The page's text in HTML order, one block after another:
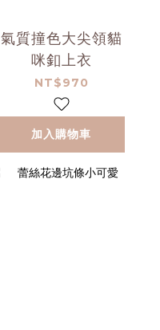
氣質撞色大尖領貓
咪釦上衣
NT$970
加入購物車